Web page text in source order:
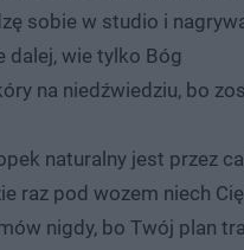
sobie w studio i
dalej, wie tylko Bóg
na niedźwiedziu, bo
naturalny jest przez
raz pod wozem niech
nigdy, bo Twój plan